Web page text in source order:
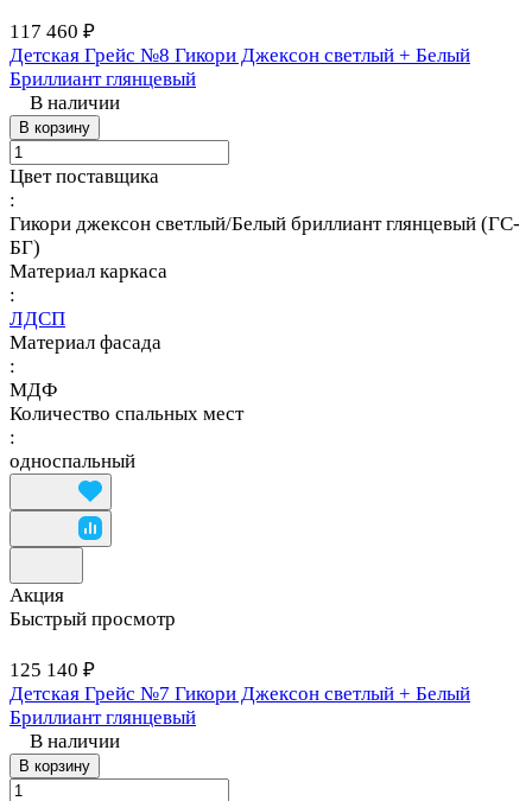
117 460 ₽
Детская Грейс №8 Гикори Джексон светлый + Белый
Бриллиант глянцевый
В наличии
В корзину
Цвет поставщика
:
Гикори джексон светлый/Белый бриллиант глянцевый (ГС-
БГ)
Материал каркаса
:
ЛДСП
Материал фасада
:
МДФ
Количество спальных мест
:
односпальный
Акция
Быстрый просмотр
125 140 ₽
Детская Грейс №7 Гикори Джексон светлый + Белый
Бриллиант глянцевый
В наличии
В корзину